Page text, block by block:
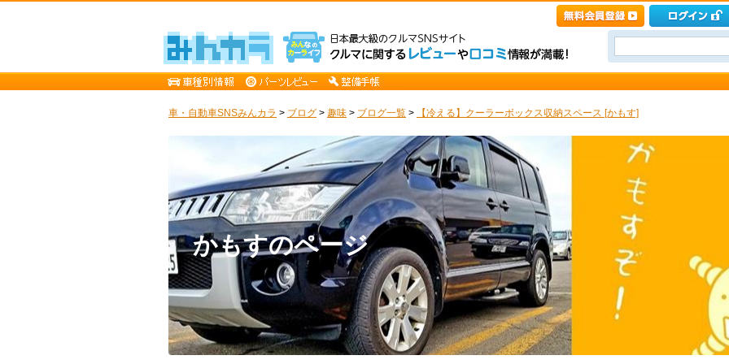
車・自動車SNSみんカラ > ブログ > 趣味 > ブログ一覧 > 【冷える】クーラーボックス収納スペース [かもす]
かもすのページ